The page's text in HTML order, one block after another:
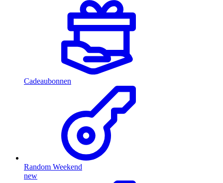
Cadeaubonnen
Random Weekend
new